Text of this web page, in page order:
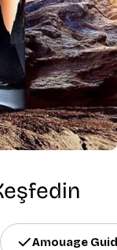
Amouage